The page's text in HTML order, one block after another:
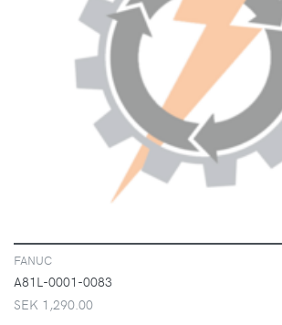
FANUC
A81L-0001-0083
SEK 1,290.00